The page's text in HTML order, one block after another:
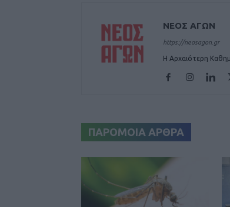
ΝΕΟΣ ΑΓΩΝ
https://neosagon.gr
Η Αρχαιότερη
ΠΑΡΟΜΟΙΑ ΑΡΘΡΑ